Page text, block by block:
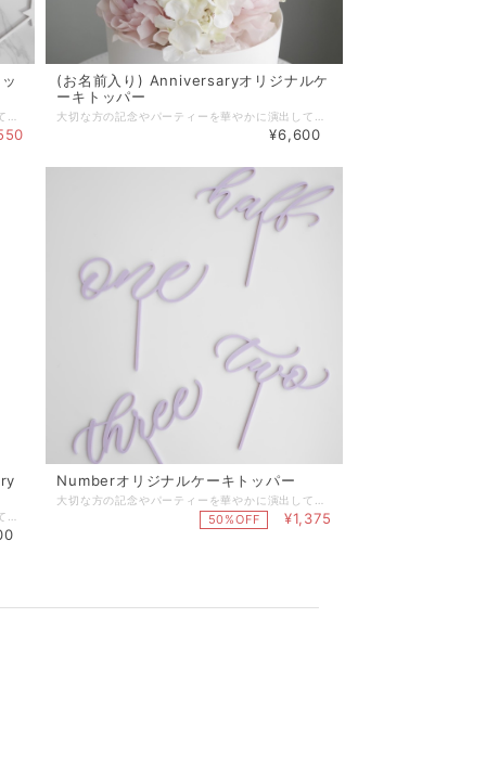
(お名前入り) Anniversaryオリジナルケ
ーキトッパー
¥6,600
Numberオリジナルケーキトッパー
50%OFF ¥1,375